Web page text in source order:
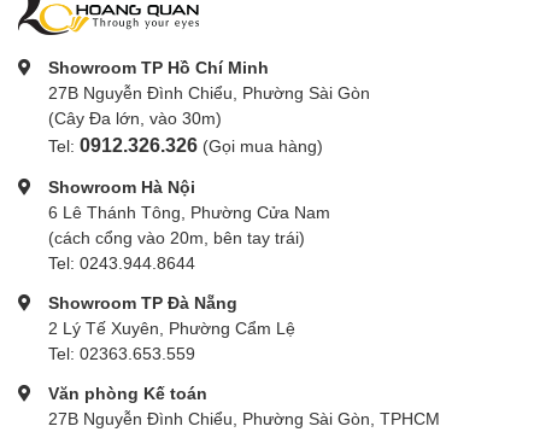
Showroom TP Hồ Chí Minh
27B Nguyễn Đình Chiểu, Phường Sài Gòn
(Cây Đa lớn, vào 30m)
Tel: 0912.326.326 (Gọi mua hàng)
Showroom Hà Nội
6 Lê Thánh Tông, Phường Cửa Nam
(cách cổng vào 20m, bên tay trái)
Tel: 0243.944.8644
Showroom TP Đà Nẵng
2 Lý Tế Xuyên, Phường Cẩm Lệ
Tel: 02363.653.559
Văn phòng Kế toán
27B Nguyễn Đình Chiểu, Phường Sài Gòn, TPHCM